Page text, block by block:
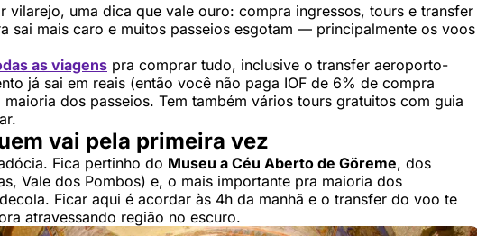
vilarejo, uma dica que vale ouro: compra ingressos, tours e transfer
sai mais caro e muitos passeios esgotam — principalmente os voos
as viagens pra comprar tudo, inclusive o transfer aeroporto-
já sai em reais (então você não paga IOF de 6% de compra
dos passeios. Tem também vários tours gratuitos com guia
vai pela primeira vez
Fica pertinho do Museu a Céu Aberto de Göreme, dos
Vale dos Pombos) e, o mais importante pra maioria dos
Ficar aqui é acordar às 4h da manhã e o transfer do voo te
atravessando região no escuro.